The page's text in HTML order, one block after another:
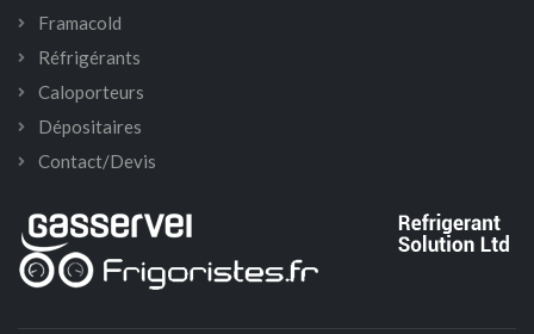
Framacold
Réfrigérants
Caloporteurs
Dépositaires
Contact/Devis